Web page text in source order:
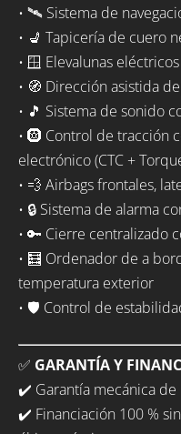
• 🛰️ Sistema de
• 💺 Tapicería de cuero
• 🪟 Elevalunas
• 🧭 Dirección asistida
• 🎵 Sistema de sonido
• 🛞 Control de tracción
electrónico (CTC +
• 💨 Airbags frontales,
• 🔒 Sistema de alarma
• 🔑 Cierre centralizado
• 🧮 Ordenador de a
temperatura exterior
• 🛡️ Control de
✅ GARANTÍA Y
✔️ Garantía mecánica de
✔️ Financiación 100 %